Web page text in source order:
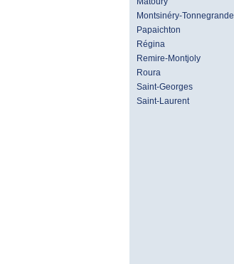
Montsinéry-Tonnegrande
Papaichton
Régina
Remire-Montjoly
Roura
Saint-Georges
Saint-Laurent